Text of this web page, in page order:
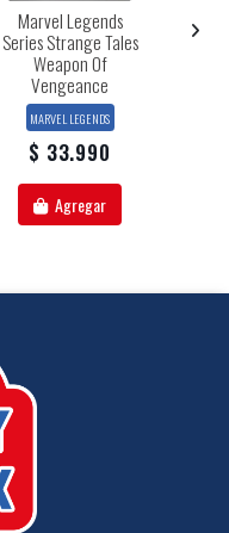
Marvel Legends
Series Strange Tales
Weapon Of
Vengeance
MARVEL LEGENDS
$ 33.990
Agregar